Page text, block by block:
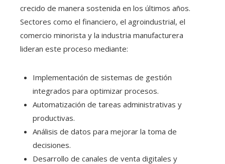
crecido de manera sostenida en los últimos años.
Sectores como el financiero, el agroindustrial, el
comercio minorista y la industria manufacturera
lideran este proceso mediante:
Implementación de sistemas de gestión
integrados para optimizar procesos.
Automatización de tareas administrativas y
productivas.
Análisis de datos para mejorar la toma de
decisiones.
Desarrollo de canales de venta digitales y